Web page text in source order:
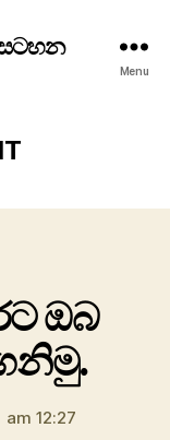
සටහන
Menu
ඔබ
am 12:27